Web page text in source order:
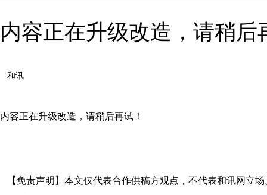
内容正在升级改造，请稍后
和讯
内容正在升级改造，请稍后再试！
【免责声明】本文仅代表合作供稿方观点，不代表和讯网立